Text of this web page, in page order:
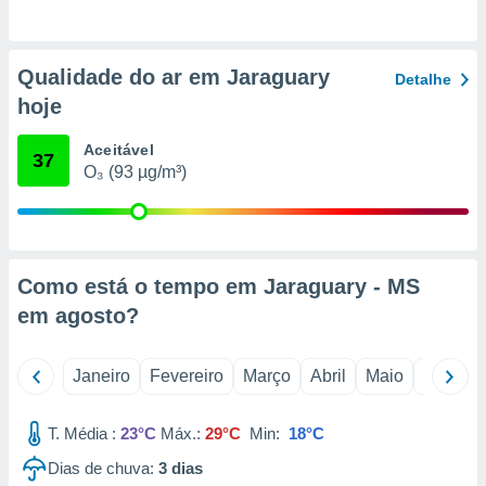
ou opor-
qualquer
em “
na
num
para
Qualidade do ar em Jaraguary
hoje
Detalhe
37 Aceitável
O₃ (93 µg/m³)
Como está o tempo em Jaraguary - MS
em agosto?
Janeiro Fevereiro Março Abril Maio Junho
T. Média : 23°C Máx.: 29°C Min: 18°C
Dias de chuva: 3 dias